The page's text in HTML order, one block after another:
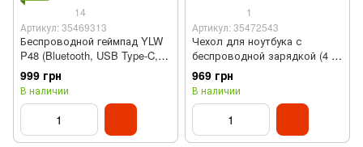
14
Артикул: 35469313
Беспроводной геймпад YLW
P48 (Bluetooth, USB Type-C,
600 мАч, White)
999 грн
В наличии
1
Артикул: 35472543
Чехол для ноутбука с
беспроводной зарядкой (4 в
1, USB type-C, 15 Вт, 14
дюймов, Black)
969 грн
В наличии